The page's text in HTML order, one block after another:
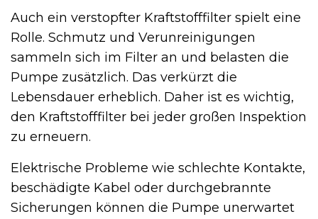
Auch ein verstopfter Kraftstofffilter spielt eine
Rolle. Schmutz und Verunreinigungen
sammeln sich im Filter an und belasten die
Pumpe zusätzlich. Das verkürzt die
Lebensdauer erheblich. Daher ist es wichtig,
den Kraftstofffilter bei jeder großen Inspektion
zu erneuern.
Elektrische Probleme wie schlechte Kontakte,
beschädigte Kabel oder durchgebrannte
Sicherungen können die Pumpe unerwartet